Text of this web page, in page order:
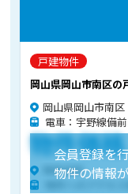
戸建物件
岡山県岡山市南区の
岡山県岡山市南区
電車：宇野線備
会員登録を
物件の情報
物件価格
物件住所